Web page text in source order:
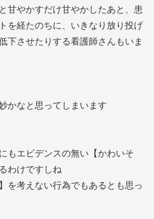
と甘やかすだけ甘やかしたあと、患
を経たのちに、いきなり放り投げ
下させたりする看護師さんもいま
かなと思ってしまいます
もエビデンスの無い【かわいそ
わけですしね
を考えない行為でもあるとも思っ